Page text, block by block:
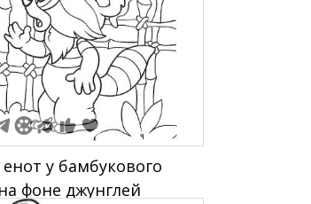
у бамбукового
фоне джунглей